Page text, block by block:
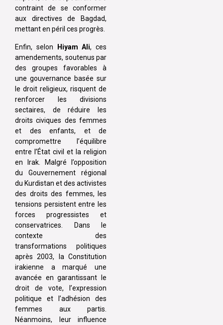
contraint de se conformer
aux directives de Bagdad,
mettant en péril ces progrès.
Enfin, selon Hiyam Ali, ces
amendements, soutenus par
des groupes favorables à
une gouvernance basée sur
le droit religieux, risquent de
renforcer les divisions
sectaires, de réduire les
droits civiques des femmes
et des enfants, et de
compromettre l’équilibre
entre l’État civil et la religion
en Irak. Malgré l’opposition
du Gouvernement régional
du Kurdistan et des activistes
des droits des femmes, les
tensions persistent entre les
forces progressistes et
conservatrices. Dans le
contexte des
transformations politiques
après 2003, la Constitution
irakienne a marqué une
avancée en garantissant le
droit de vote, l’expression
politique et l’adhésion des
femmes aux partis.
Néanmoins, leur influence